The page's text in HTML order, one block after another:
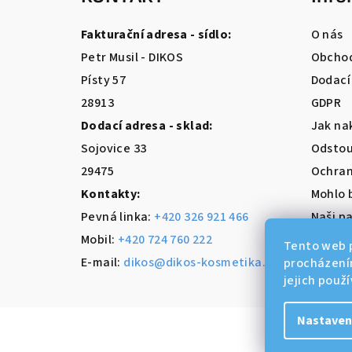
Tento web
jejich
Fakturační adresa - sídlo:
Petr Musil - DIKOS
Písty 57
28913
Dodací adresa - sklad:
Sojovice 33
29475
Kontakty:
Pevná linka: +420 326 921 466
Mobil: +420 724 760 222
E-mail: dikos@dikos-kosmetika.cz
O nás
GDPR
Jak
Mohlo
Naši